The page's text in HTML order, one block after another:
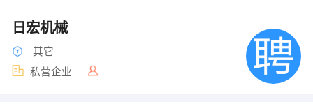
日宏机械
其它
私营企业